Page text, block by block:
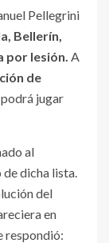
Pellegrini
Bellerín,
por lesión. A
de
jugar
al
dicha lista.
del
en
respondió: